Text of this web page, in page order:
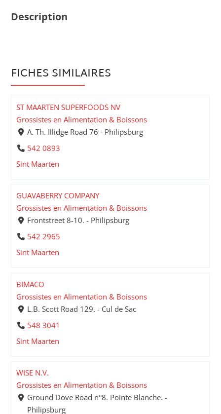
Description
FICHES SIMILAIRES
ST MAARTEN SUPERFOODS NV
Grossistes en Alimentation & Boissons
A. Th. Illidge Road 76 - Philipsburg
542 0893
Sint Maarten
GUAVABERRY COMPANY
Grossistes en Alimentation & Boissons
Frontstreet 8-10. - Philipsburg
542 2965
Sint Maarten
BIMACO
Grossistes en Alimentation & Boissons
L.B. Scott Road 129. - Cul de Sac
548 3041
Sint Maarten
WISE N.V.
Grossistes en Alimentation & Boissons
Ground Dove Road n°8. Pointe Blanche. -
Philipsburg